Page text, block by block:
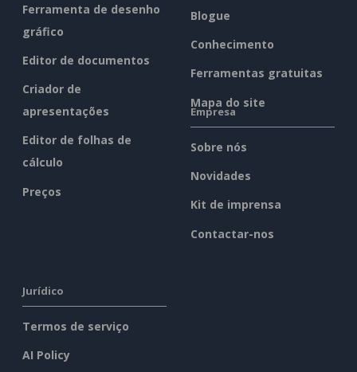
Ferramenta de desenho
gráfico
Editor de documentos
Criador de
apresentações
Editor de folhas de
cálculo
Preços
Blogue
Conhecimento
Ferramentas gratuitas
Mapa do site
Empresa
Sobre nós
Novidades
Kit de imprensa
Contactar-nos
Jurídico
Termos de serviço
AI Policy